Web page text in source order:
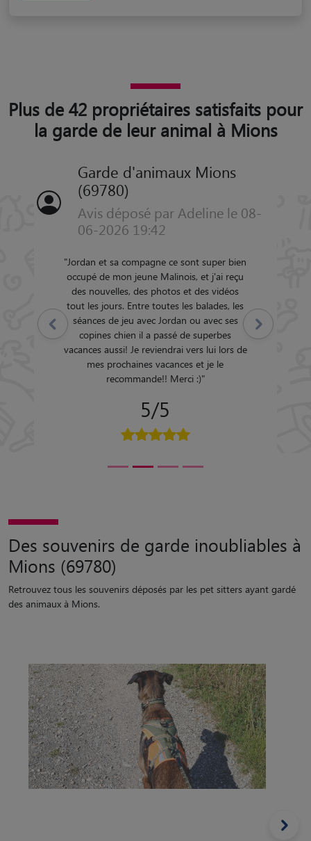
Plus de 42 propriétaires satisfaits pour
la garde de leur animal à Mions
Garde d'animaux Mions
(69780)
Avis déposé par Adeline le 08-
06-2026 19:42
"Jordan et sa compagne ce sont super bien
occupé de mon jeune Malinois, et j'ai reçu
des nouvelles, des photos et des vidéos
tout les jours. Entre toutes les balades, les
séances de jeu avec Jordan ou avec ses
copines chien il a passé de superbes
vacances aussi! Je reviendrai vers lui lors de
mes prochaines vacances et je le
recommande!! Merci :)"
5/5
Précédent Suivant
Des souvenirs de garde inoubliables à
Mions (69780)
Retrouvez tous les souvenirs déposés par les pet sitters ayant gardé
des animaux à Mions.